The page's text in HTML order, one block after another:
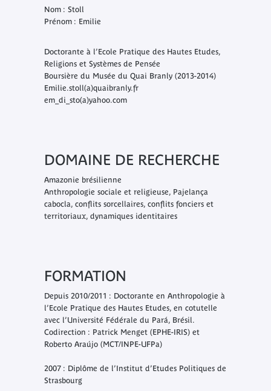
Nom : Stoll
Prénom : Emilie
Doctorante à l’Ecole Pratique des Hautes Etudes,
Religions et Systèmes de Pensée
Boursière du Musée du Quai Branly (2013-2014)
Emilie.stoll(a)quaibranly.fr
em_di_sto(a)yahoo.com
DOMAINE DE RECHERCHE
Amazonie brésilienne
Anthropologie sociale et religieuse, Pajelança
cabocla, conflits sorcellaires, conflits fonciers et
territoriaux, dynamiques identitaires
FORMATION
Depuis 2010/2011 : Doctorante en Anthropologie à
l’Ecole Pratique des Hautes Etudes, en cotutelle
avec l’Université Fédérale du Pará, Brésil.
Codirection : Patrick Menget (EPHE-IRIS) et
Roberto Araújo (MCT/INPE-UFPa)
2007 : Diplôme de l’Institut d’Etudes Politiques de
Strasbourg